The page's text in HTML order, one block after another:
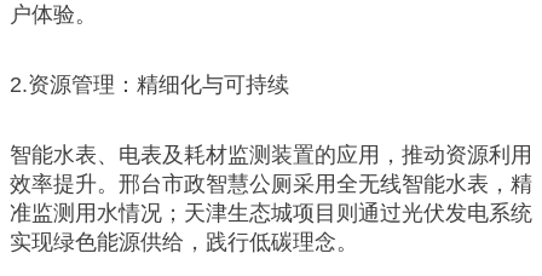
户体验。
2.资源管理：精细化与可持续
智能水表、电表及耗材监测装置的应用，推动资源利用
效率提升。邢台市政智慧公厕采用全无线智能水表，精
准监测用水情况；天津生态城项目则通过光伏发电系统
实现绿色能源供给，践行低碳理念。